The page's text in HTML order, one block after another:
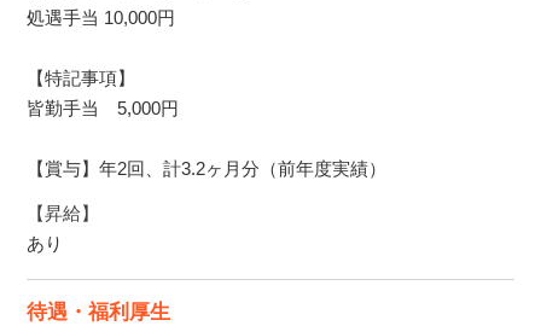
処遇手当 10,000円
【特記事項】
皆勤手当 5,000円
【賞与】年2回、計3.2ヶ月分（前年度実績）
【昇給】
あり
待遇・福利厚生